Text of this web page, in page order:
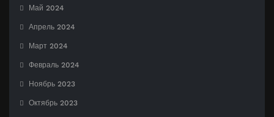
Май 2024
Апрель 2024
Март 2024
Февраль 2024
Ноябрь 2023
Октябрь 2023